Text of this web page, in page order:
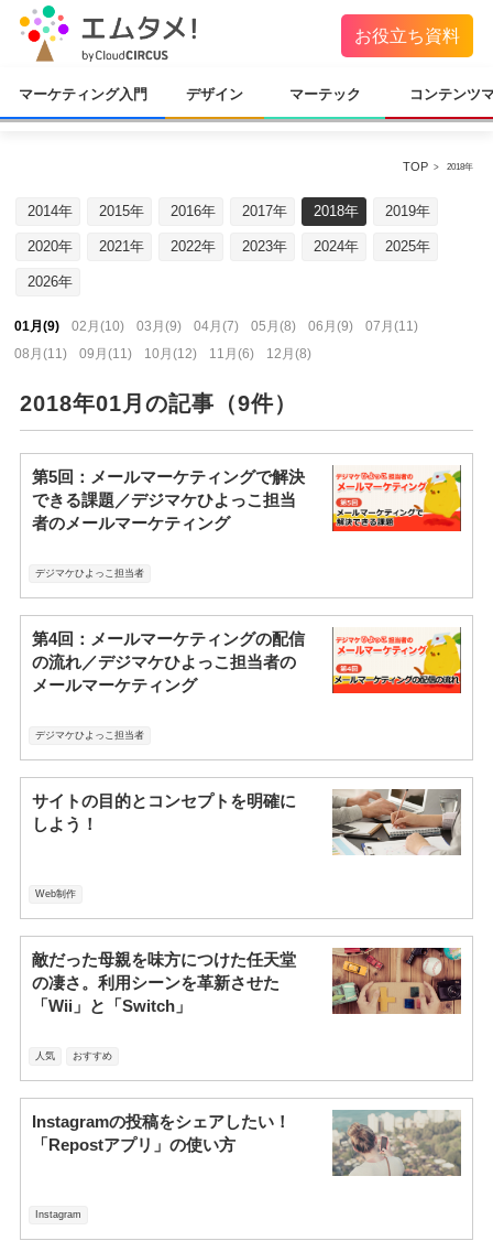
お役立ち資料
マーケティング入門 デザイン マーテック コンテンツ
TOP 2018年
2014年 2015年 2016年 2017年 2018年 2019年
2020年 2021年 2022年 2023年 2024年 2025年
2026年
01月(9) 02月(10) 03月(9) 04月(7) 05月(8) 06月(9)
07月(11)
08月(11)
09月(11) 10月(12) 11月(6) 12月(8)
2018年01月の記事（9件）
第5回：メールマーケティングで解決
できる課題／デジマケひよっこ担当
者のメールマーケティング
デジマケひよっこ担当者
第4回：メールマーケティングの配信
の流れ／デジマケひよっこ担当者の
メールマーケティング
デジマケひよっこ担当者
サイトの目的とコンセプトを明確に
しよう！
Web制作
敵だった母親を味方につけた任天堂
の凄さ。利用シーンを革新させた
「Wii」と「Switch」
人気 おすすめ
Instagramの投稿をシェアしたい！
「Repostアプリ」の使い方
Instagram